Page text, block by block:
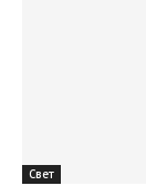
Свет